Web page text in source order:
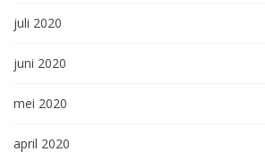
juli 2020
juni 2020
mei 2020
april 2020